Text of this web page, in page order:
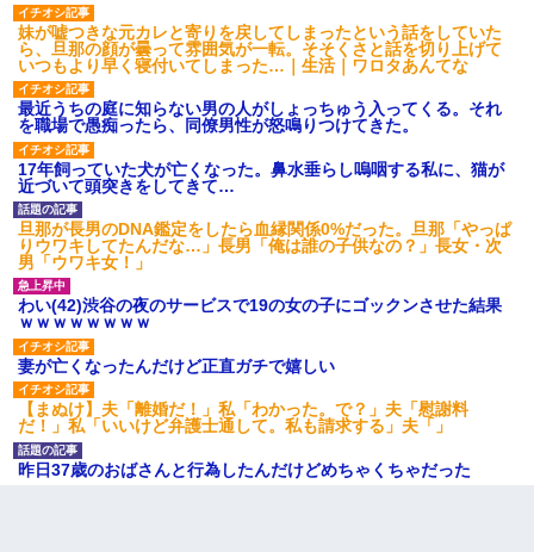
妹が嘘つきな元カレと寄りを戻してしまったという話をしていた
ら、旦那の顔が曇って雰囲気が一転。そそくさと話を切り上げて
いつもより早く寝付いてしまった…｜生活｜ワロタあんてな
最近うちの庭に知らない男の人がしょっちゅう入ってくる。それ
を職場で愚痴ったら、同僚男性が怒鳴りつけてきた。
17年飼っていた犬が亡くなった。鼻水垂らし嗚咽する私に、猫が
近づいて頭突きをしてきて…
旦那が長男のDNA鑑定をしたら血縁関係0%だった。旦那「やっぱ
りウワキしてたんだな…」長男「俺は誰の子供なの？」長女・次
男「ウワキ女！」
わい(42)渋谷の夜のサービスで19の女の子にゴックンさせた結果
ｗｗｗｗｗｗｗｗ
妻が亡くなったんだけど正直ガチで嬉しい
【まぬけ】夫「離婚だ！」私「わかった。で？」夫「慰謝料
だ！」私「いいけど弁護士通して。私も請求する」夫「」
昨日37歳のおばさんと行為したんだけどめちゃくちゃだった